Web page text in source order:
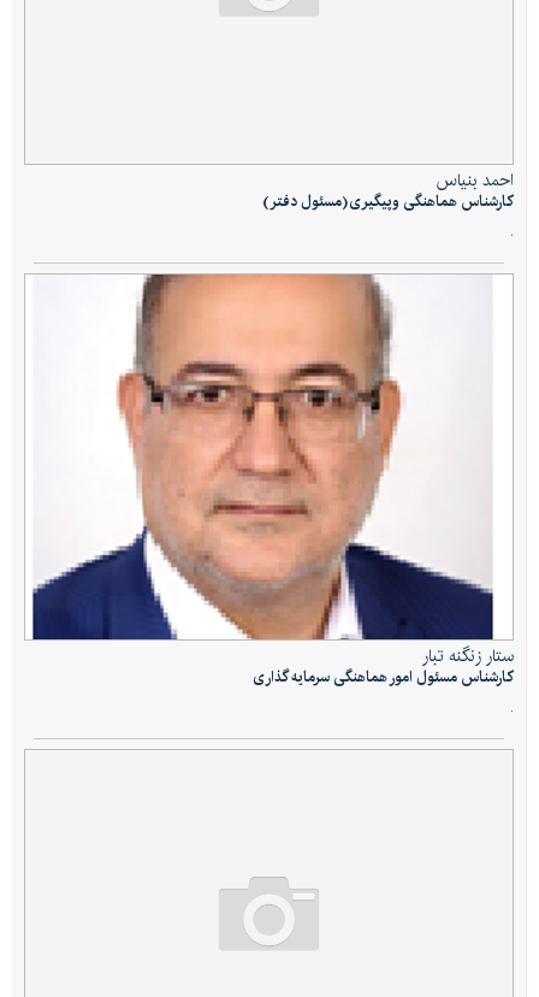
احمد بنياس
کارشناس هماهنگی وپیگیری(مسئول دفتر)
.
ستار زنگنه تبار
کارشناس مسئول امور هماهنگی سرمایه گذاری
.